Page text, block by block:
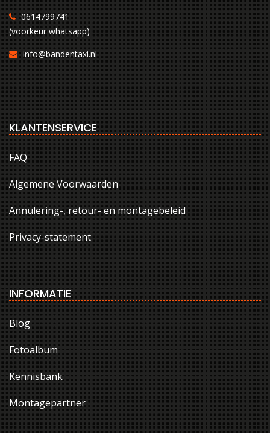
0614799741
(voorkeur whatsapp)
info@bandentaxi.nl
KLANTENSERVICE
FAQ
Algemene Voorwaarden
Annulering-, retour- en montagebeleid
Privacy-statement
INFORMATIE
Blog
Fotoalbum
Kennisbank
Montagepartner